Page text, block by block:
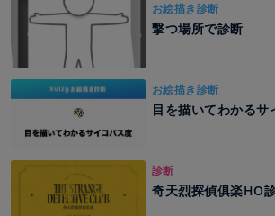
お絵描き診断
撃つ場所で診断
お絵描き診断
目を描いてわかるサ
診断
奇天烈探偵俱楽HO